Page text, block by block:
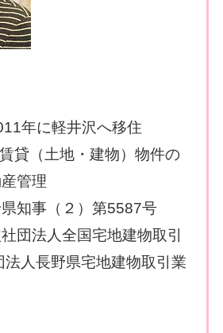
年に軽井沢へ移住
貸（土地・建物）物件の
管理
知事（２）第5587号
団法人全国宅地建物取引
法人長野県宅地建物取引業